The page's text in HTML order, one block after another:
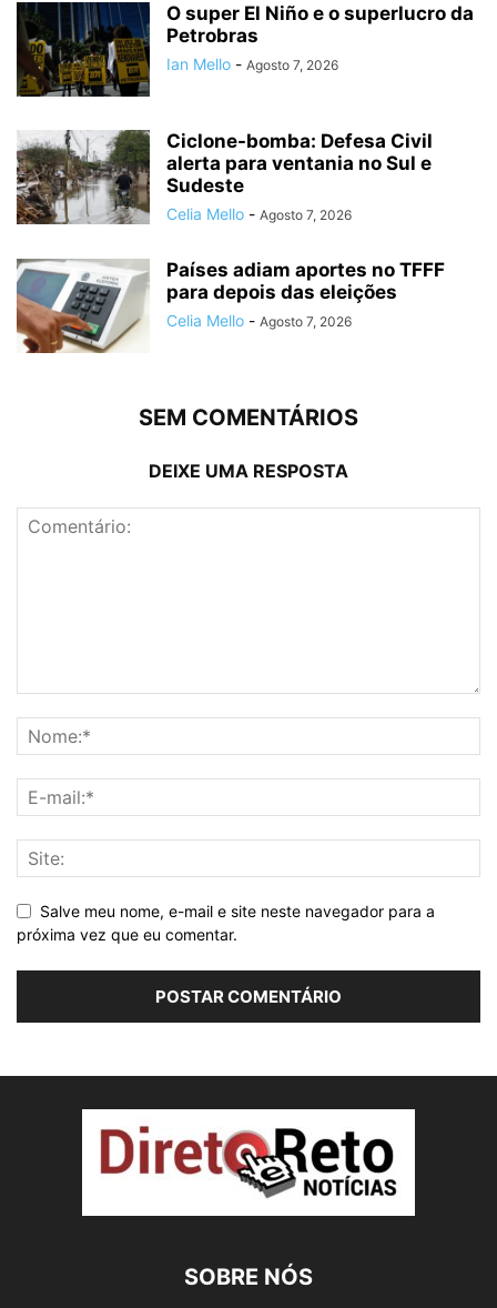
O super El Niño e o superlucro da
Petrobras
Ian Mello - Agosto 7, 2026
Ciclone-bomba: Defesa Civil
alerta para ventania no Sul e
Sudeste
Celia Mello - Agosto 7, 2026
Países adiam aportes no TFFF
para depois das eleições
Celia Mello - Agosto 7, 2026
SEM COMENTÁRIOS
DEIXE UMA RESPOSTA
Salve meu nome, e-mail e site neste navegador para a
próxima vez que eu comentar.
SOBRE NÓS